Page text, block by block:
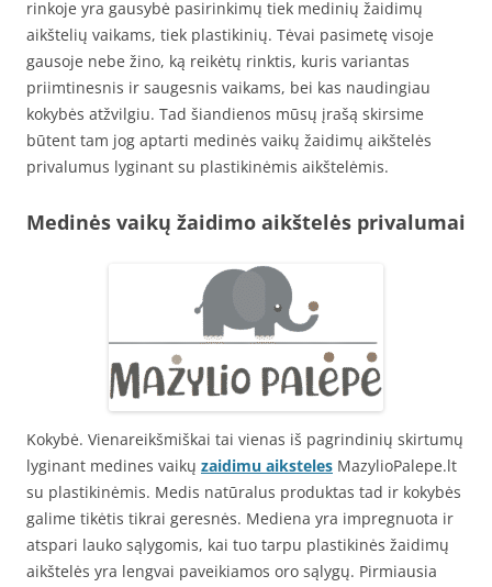
rinkoje yra gausybė pasirinkimų tiek medinių žaidimų
aikštelių vaikams, tiek plastikinių. Tėvai pasimetę visoje
gausoje nebe žino, ką reikėtų rinktis, kuris variantas
priimtinesnis ir saugesnis vaikams, bei kas naudingiau
kokybės atžvilgiu. Tad šiandienos mūsų įrašą skirsime
būtent tam jog aptarti medinės vaikų žaidimų aikštelės
privalumus lyginant su plastikinėmis aikštelėmis.
Medinės vaikų žaidimo aikštelės privalumai
Kokybė. Vienareikšmiškai tai vienas iš pagrindinių skirtumų
lyginant medines vaikų zaidimu aiksteles MazylioPalepe.lt
su plastikinėmis. Medis natūralus produktas tad ir kokybės
galime tikėtis tikrai geresnės. Mediena yra impregnuota ir
atspari lauko sąlygomis, kai tuo tarpu plastikinės žaidimų
aikštelės yra lengvai paveikiamos oro sąlygų. Pirmiausia